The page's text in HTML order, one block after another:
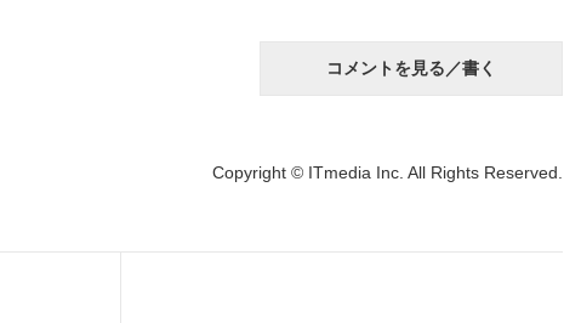
コメントを見る／書く
Copyright © ITmedia Inc. All Rights Reserved.